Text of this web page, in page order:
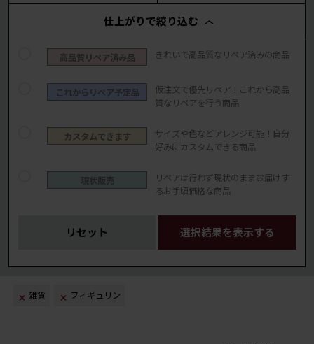
仕上がりで絞り込む
高品質リペア済み品 きれいで高品質なリペア済みの商品
これからリペア予定品
仮注文で優先リペア！これから高品
質なリペアを行う商品
カスタムできます
サイズや色などアレンジ可能！自分
好みにカスタムできる商品
現状販売
リペアは行わず現状のままお届けす
るお手頃価格な商品
リセット 選択結果を表示する
雑貨 フィギュリン